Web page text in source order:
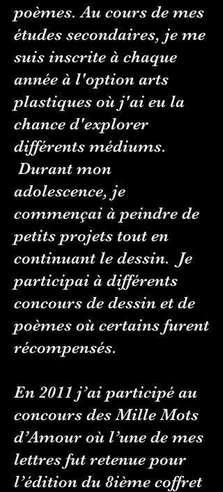
poèmes.Au cours de mes
études secondaires, je me
suis inscrite à chaque
année à l'option arts
plastiques où j'ai eu la
chance d'explorer
différents médiums.
Durant mon
adolescence, je
commençai à peindre de
petits projets tout en
continuant le dessin. Je
participai à différents
concours de dessin et de
poèmes où certains furent
récompensés.
En 2011 j’ai participé au
concours des Mille Mots
d’Amour où l’une de mes
lettres fut retenue pour
l’édition du 8ième coffret